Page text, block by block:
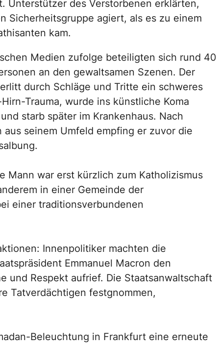
Unterstützer des Verstorbenen erklärten,
Sicherheitsgruppe agiert, als es zu einem
kam.
Medien zufolge beteiligten sich rund 40
an den gewaltsamen Szenen. Der
durch Schläge und Tritte ein schweres
Trauma, wurde ins künstliche Koma
starb später im Krankenhaus. Nach
aus seinem Umfeld empfing er zuvor die
Mann war erst kürzlich zum Katholizismus
in einer Gemeinde der
einer traditionsverbundenen
Innenpolitiker machten die
Emmanuel Macron den
und Respekt aufrief. Die Staatsanwaltschaft
Tatverdächtigen festgnommen,
Beleuchtung in Frankfurt eine erneute